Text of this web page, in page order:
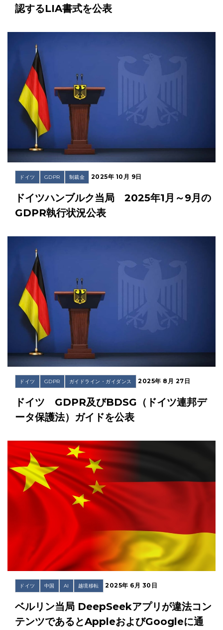
認するLIA書式を公表
ドイツ GDPR 制裁金 2025年 10月 9日
ドイツハンブルク当局 2025年1月～9月の
GDPR執行状況公表
ドイツ GDPR ガイドライン・ガイダンス 2025年 8月 27日
ドイツ GDPR及びBDSG（ドイツ連邦デ
ータ保護法）ガイドを公表
ドイツ 中国 AI 越境移転 2025年 6月 30日
ベルリン当局 DeepSeekアプリが違法コン
テンツであるとAppleおよびGoogleに通